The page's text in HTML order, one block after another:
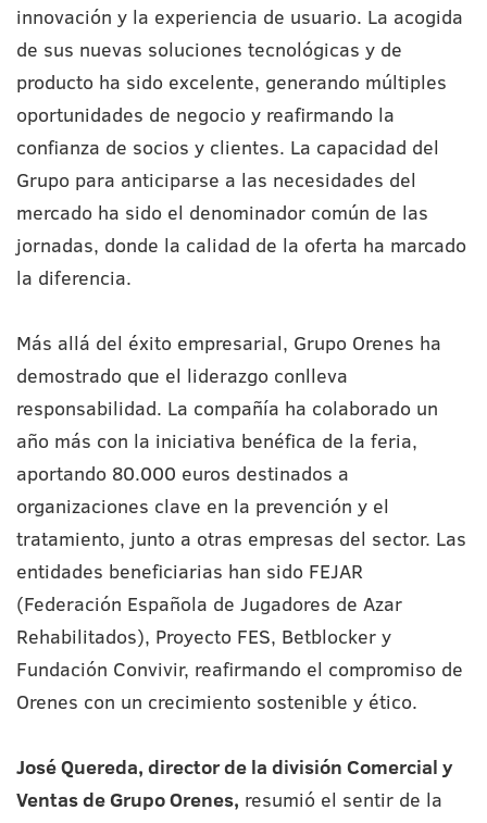
innovación y la experiencia de usuario. La acogida
de sus nuevas soluciones tecnológicas y de
producto ha sido excelente, generando múltiples
oportunidades de negocio y reafirmando la
confianza de socios y clientes. La capacidad del
Grupo para anticiparse a las necesidades del
mercado ha sido el denominador común de las
jornadas, donde la calidad de la oferta ha marcado
la diferencia.
Más allá del éxito empresarial, Grupo Orenes ha
demostrado que el liderazgo conlleva
responsabilidad. La compañía ha colaborado un
año más con la iniciativa benéfica de la feria,
aportando 80.000 euros destinados a
organizaciones clave en la prevención y el
tratamiento, junto a otras empresas del sector. Las
entidades beneficiarias han sido FEJAR
(Federación Española de Jugadores de Azar
Rehabilitados), Proyecto FES, Betblocker y
Fundación Convivir, reafirmando el compromiso de
Orenes con un crecimiento sostenible y ético.
José Quereda, director de la división Comercial y
Ventas de Grupo Orenes, resumió el sentir de la